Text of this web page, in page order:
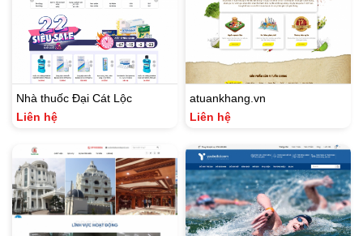
Nhà thuốc Đại Cát Lộc
Liên hệ
atuankhang.vn
Liên hệ